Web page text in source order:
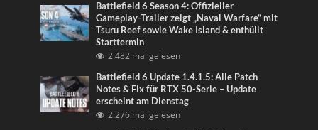
Battlefield 6 Season 4: Offizieller
Gameplay-Trailer zeigt „Naval Warfare“ mit
Tsuru Reef sowie Wake Island & enthüllt
Starttermin
2.482 mal gelesen
Battlefield 6 Update 1.4.1.5: Alle Patch
Notes & Fix für RTX 50-Serie – Update
erscheint am Dienstag
2.276 mal gelesen